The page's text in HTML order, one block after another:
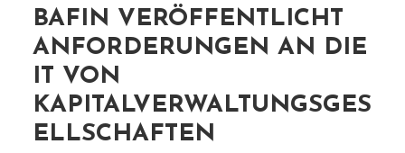
BAFIN VERÖFFENTLICHT
ANFORDERUNGEN AN DIE
IT VON
KAPITALVERWALTUNGSGES
ELLSCHAFTEN